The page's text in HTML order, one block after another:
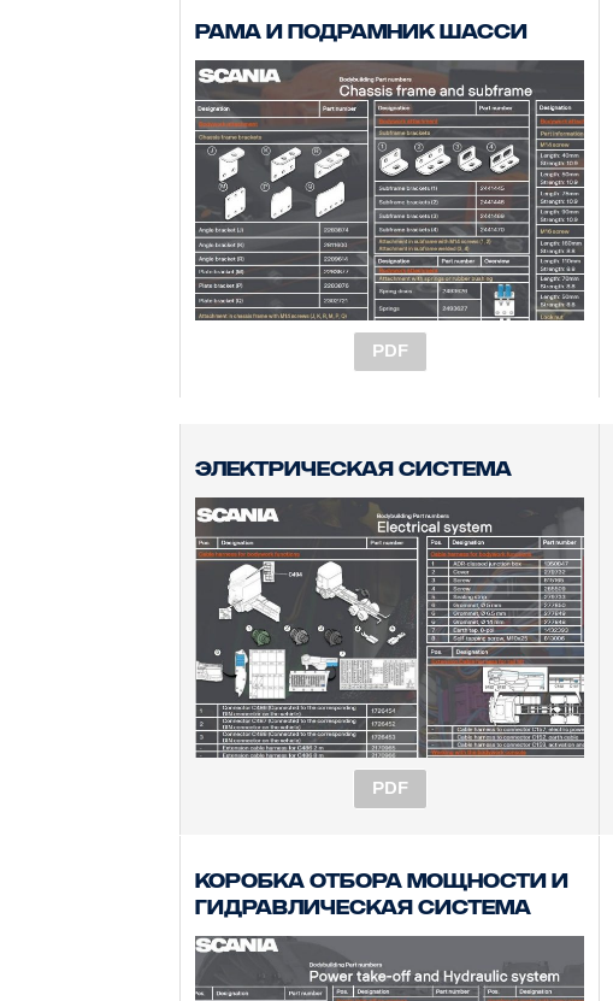
Рама и подрамник шасси
PDF
Электрическая система
PDF
Коробка отбора мощности и
гидравлическая система